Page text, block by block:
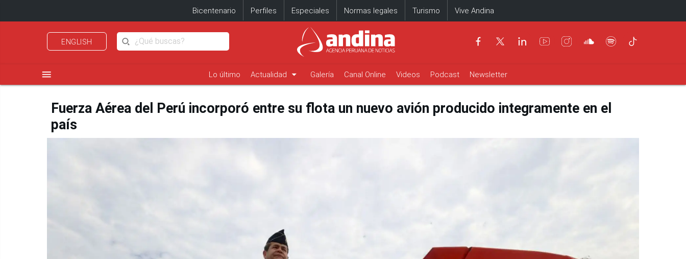
Bicentenario Perfiles Especiales Normas legales Turismo Vive Andina
ENGLISH
menu Lo último Actualidad arrow_drop_down Galería Canal Online Videos Podcast Newsletter
Fuerza Aérea del Perú incorporó entre su flota un nuevo avión producido integramente en el
país